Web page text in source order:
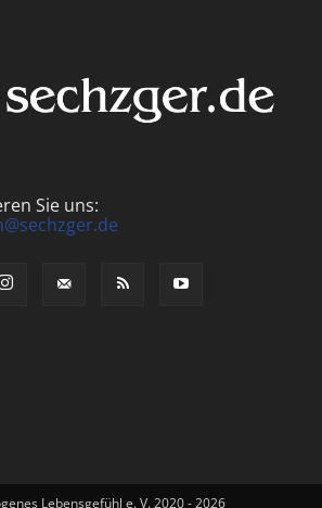
Sie uns:
Lebensgefühl e. V. 2020 - 2026